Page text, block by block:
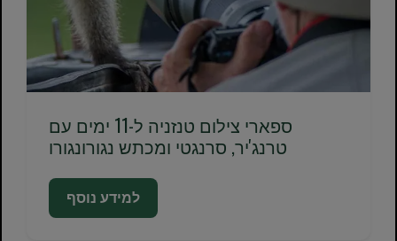
ספארי צילום טנזניה ל-11 ימים עם
טרנג'יר, סרנגטי ומכתש נגורונגורו
למידע נוסף